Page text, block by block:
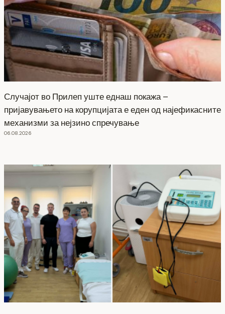
Случајот во Прилеп уште еднаш покажа –
пријавувањето на корупцијата е еден од најефикасните
механизми за нејзино спречување
06.08.2026